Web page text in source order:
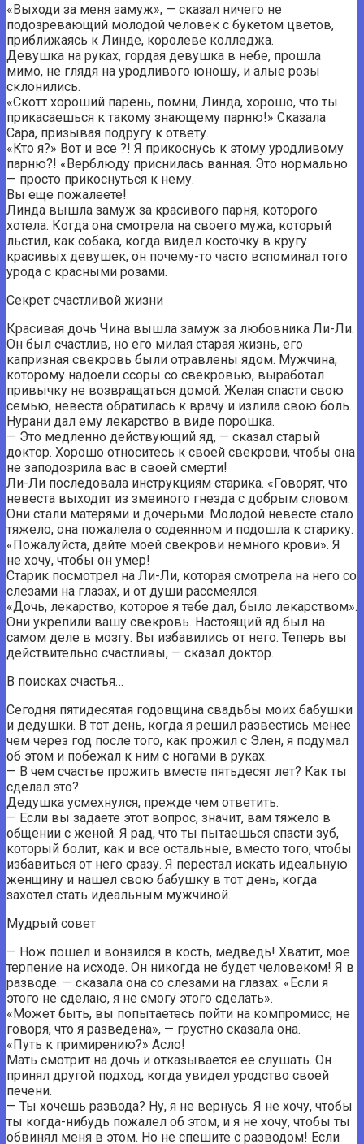
«Выходи за меня замуж», — сказал ничего не
подозревающий молодой человек с букетом цветов,
приближаясь к Линде, королеве колледжа.
Девушка на руках, гордая девушка в небе, прошла
мимо, не глядя на уродливого юношу, и алые розы
склонились.
«Скотт хороший парень, помни, Линда, хорошо, что ты
прикасаешься к такому знающему парню!» Сказала
Сара, призывая подругу к ответу.
«Кто я?» Вот и все ?! Я прикоснусь к этому уродливому
парню?! «Верблюду приснилась ванная. Это нормально
— просто прикоснуться к нему.
Вы еще пожалеете!
Линда вышла замуж за красивого парня, которого
хотела. Когда она смотрела на своего мужа, который
льстил, как собака, когда видел косточку в кругу
красивых девушек, он почему-то часто вспоминал того
урода с красными розами.
Секрет счастливой жизни
Красивая дочь Чина вышла замуж за любовника Ли-Ли.
Он был счастлив, но его милая старая жизнь, его
капризная свекровь были отравлены ядом. Мужчина,
которому надоели ссоры со свекровью, выработал
привычку не возвращаться домой. Желая спасти свою
семью, невеста обратилась к врачу и излила свою боль.
Нурани дал ему лекарство в виде порошка.
— Это медленно действующий яд, — сказал старый
доктор. Хорошо относитесь к своей свекрови, чтобы она
не заподозрила вас в своей смерти!
Ли-Ли последовала инструкциям старика. «Говорят, что
невеста выходит из змеиного гнезда с добрым словом.
Они стали матерями и дочерьми. Молодой невесте стало
тяжело, она пожалела о содеянном и подошла к старику.
«Пожалуйста, дайте моей свекрови немного крови». Я
не хочу, чтобы он умер!
Старик посмотрел на Ли-Ли, которая смотрела на него со
слезами на глазах, и от души рассмеялся.
«Дочь, лекарство, которое я тебе дал, было лекарством».
Они укрепили вашу свекровь. Настоящий яд был на
самом деле в мозгу. Вы избавились от него. Теперь вы
действительно счастливы, — сказал доктор.
В поисках счастья…
Сегодня пятидесятая годовщина свадьбы моих бабушки
и дедушки. В тот день, когда я решил развестись менее
чем через год после того, как прожил с Элен, я подумал
об этом и побежал к ним с ногами в руках.
— В чем счастье прожить вместе пятьдесят лет? Как ты
сделал это?
Дедушка усмехнулся, прежде чем ответить.
— Если вы задаете этот вопрос, значит, вам тяжело в
общении с женой. Я рад, что ты пытаешься спасти зуб,
который болит, как и все остальные, вместо того, чтобы
избавиться от него сразу. Я перестал искать идеальную
женщину и нашел свою бабушку в тот день, когда
захотел стать идеальным мужчиной.
Мудрый совет
— Нож пошел и вонзился в кость, медведь! Хватит, мое
терпение на исходе. Он никогда не будет человеком! Я в
разводе. — сказала она со слезами на глазах. «Если я
этого не сделаю, я не смогу этого сделать».
«Может быть, вы попытаетесь пойти на компромисс, не
говоря, что я разведена», — грустно сказала она.
«Путь к примирению?» Асло!
Мать смотрит на дочь и отказывается ее слушать. Он
принял другой подход, когда увидел уродство своей
печени.
— Ты хочешь развода? Ну, я не вернусь. Я не хочу, чтобы
ты когда-нибудь пожалел об этом, и я не хочу, чтобы ты
обвинял меня в этом. Но не спешите с разводом! Если